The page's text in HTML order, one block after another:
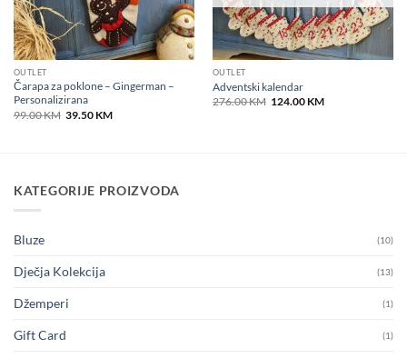
OUTLET
Čarapa za poklone – Gingerman –
Personalizirana
99.00KM Original
price
39.50 KMCurrent
price
OUTLET
Adventski kalendar
276.00KM Original
124.00 KMCurrent
KATEGORIJE PROIZVODA
Bluze (10)
Dječja Kolekcija (13)
Džemperi (1)
Gift Card (1)